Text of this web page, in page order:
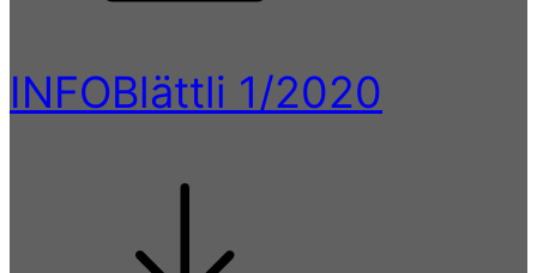
INFOBlättli 1/2020